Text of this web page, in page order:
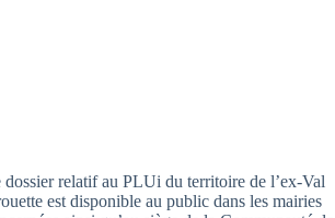
dossier relatif au PLUi du territoire de l’ex-Val
est disponible au public dans les mairies